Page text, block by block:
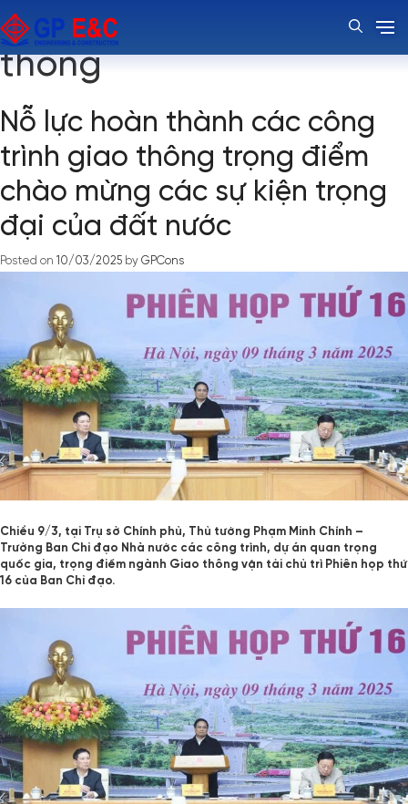
Thẻ:Công trình giao
thông
Nỗ lực hoàn thành các công
trình giao thông trọng điểm
chào mừng các sự kiện trọng
đại của đất nước
Posted on 10/03/2025 by GPCons
Chiều 9/3, tại Trụ sở Chính phủ, Thủ tướng Phạm Minh Chính –
Trưởng Ban Chỉ đạo Nhà nước các công trình, dự án quan trọng
quốc gia, trọng điểm ngành Giao thông vận tải chủ trì Phiên họp thứ
16 của Ban Chỉ đạo.